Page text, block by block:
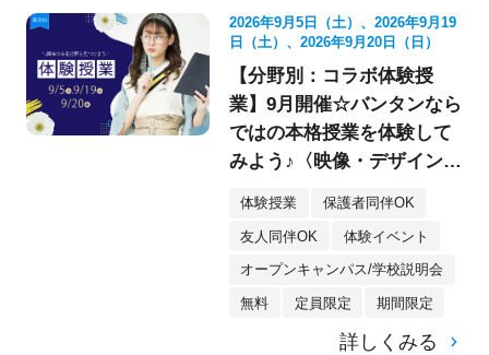
2026年9月5日（土）、2026年9月19
日（土）、2026年9月20日（日）
【分野別：コラボ体験授
業】9月開催☆バンタンなら
ではの本格授業を体験して
みよう♪〈映像・デザイン・
体験授業 保護者同伴OK
友人同伴OK 体験イベント
オープンキャンパス/学校説明会
無料 定員限定 期間限定
詳しくみる